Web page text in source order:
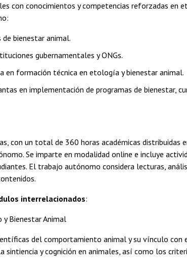
con conocimientos y competencias reforzadas en
bienestar animal.
gubernamentales y ONGs.
en formación técnica en etología y bienestar animal.
en implementación de programas de bienestar,
con un total de 360 horas académicas distribuidas
Se imparte en modalidad online e incluye
El trabajo autónomo considera lecturas,
interrelacionados:
Bienestar Animal
del comportamiento animal y su vínculo con
sintiencia y cognición en animales, así como los